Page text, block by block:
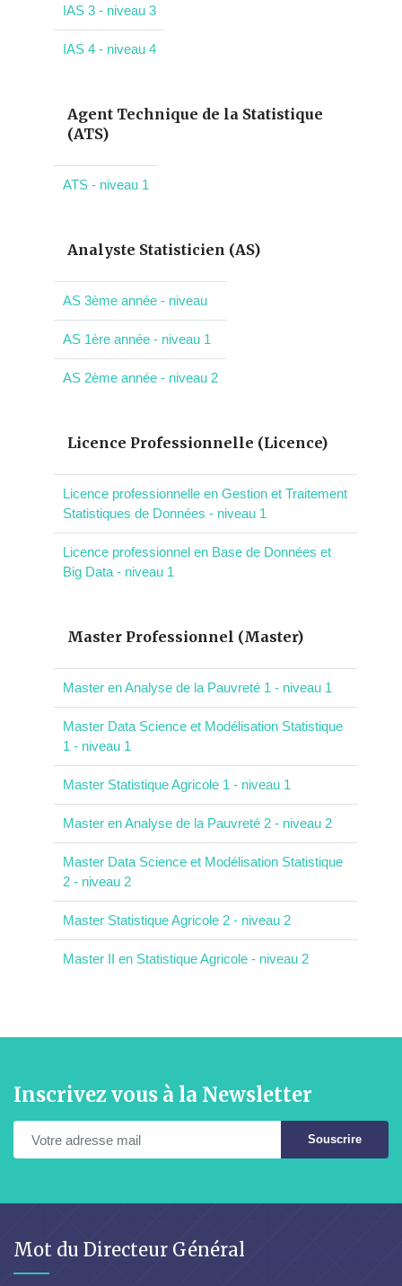
IAS 3 - niveau 3
IAS 4 - niveau 4
Agent Technique de la Statistique
(ATS)
ATS - niveau 1
Analyste Statisticien (AS)
AS 3ème année - niveau
AS 1ère année - niveau 1
AS 2ème année - niveau 2
Licence Professionnelle (Licence)
Licence professionnelle en Gestion et Traitement
Statistiques de Données - niveau 1
Licence professionnel en Base de Données et
Big Data - niveau 1
Master Professionnel (Master)
Master en Analyse de la Pauvreté 1 - niveau 1
Master Data Science et Modélisation Statistique
1 - niveau 1
Master Statistique Agricole 1 - niveau 1
Master en Analyse de la Pauvreté 2 - niveau 2
Master Data Science et Modélisation Statistique
2 - niveau 2
Master Statistique Agricole 2 - niveau 2
Master II en Statistique Agricole - niveau 2
Inscrivez vous à la Newsletter
Souscrire
Mot du Directeur Général